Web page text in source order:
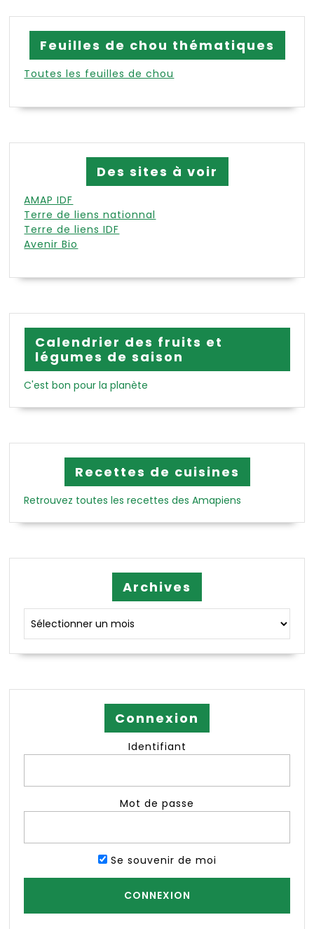
Feuilles de chou thématiques
Toutes les feuilles de chou
Des sites à voir
AMAP IDF
Terre de liens nationnal
Terre de liens IDF
Avenir Bio
Calendrier des fruits et
légumes de saison
C'est bon pour la planète
Recettes de cuisines
Retrouvez toutes les recettes des Amapiens
Archives
Connexion
Identifiant
Mot de passe
Se souvenir de moi